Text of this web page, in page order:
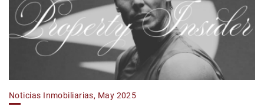
Noticias Inmobiliarias, May 2025